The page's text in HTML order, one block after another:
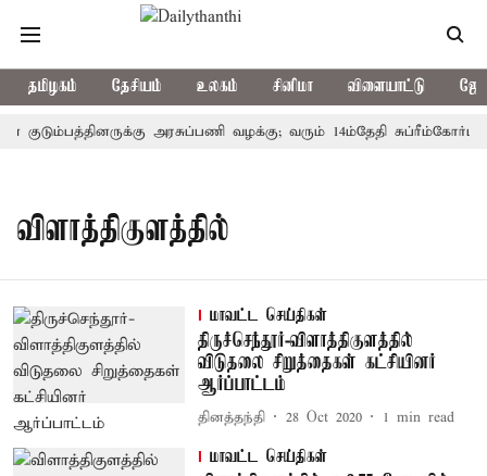
தமிழகம் தேசியம் உலகம் சினிமா விளையாட்டு
குடும்பத்தினருக்கு அரசுப்பணி வழக்கு; வரும் 14ம்தேதி
விளாத்திகுளத்தில்
மாவட்ட செய்திகள்
திருச்செந்தூர்-விளாத்திகுளத்தில்
விடுதலை சிறுத்தைகள் கட்சியினர்
ஆர்ப்பாட்டம்
தினத்தந்தி 28 Oct 2020 1 min read
மாவட்ட செய்திகள்